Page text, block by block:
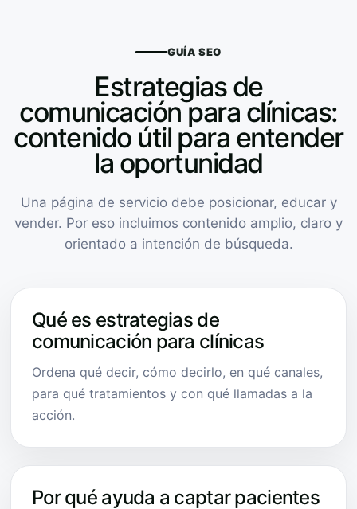
GUÍA SEO
Estrategias de
comunicación para clínicas:
contenido útil para entender
la oportunidad
Una página de servicio debe posicionar, educar y
vender. Por eso incluimos contenido amplio, claro y
orientado a intención de búsqueda.
Qué es estrategias de
comunicación para clínicas
Ordena qué decir, cómo decirlo, en qué canales,
para qué tratamientos y con qué llamadas a la
acción.
Por qué ayuda a captar pacientes